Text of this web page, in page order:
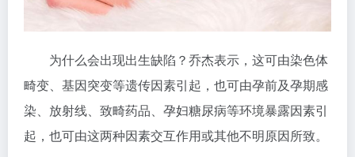
为什么会出现出生缺陷？乔杰表示，这可由染色体
畸变、基因突变等遗传因素引起，也可由孕前及孕期感
染、放射线、致畸药品、孕妇糖尿病等环境暴露因素引
起，也可由这两种因素交互作用或其他不明原因所致。